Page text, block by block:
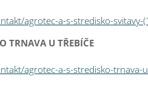
agrotec-a-s-stredisko-svitavy-
TRNAVA U TŘEBÍČE
agrotec-a-s-stredisko-trnava-